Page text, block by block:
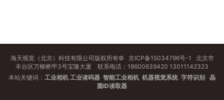
海天视觉（北京）科技有限公司版权所有© 京ICP备15034796号-1 北京市
丰台区万柳桥甲3号宝隆大厦 联系电话：18600639420 13011142323
本站关键词： 工业相机 工业读码器 智能工业相机 机器视觉系统 字符识别
晶
圆ID读取器